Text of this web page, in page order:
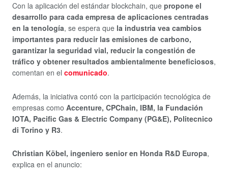
Con la aplicación del estándar blockchain, que propone el
desarrollo para cada empresa de aplicaciones centradas
en la tenología, se espera que la industria vea cambios
importantes para reducir las emisiones de carbono,
garantizar la seguridad vial, reducir la congestión de
tráfico y obtener resultados ambientalmente beneficiosos,
comentan en el comunicado.
Además, la iniciativa contó con la participación tecnológica de
empresas como Accenture, CPChain, IBM, la Fundación
IOTA, Pacific Gas & Electric Company (PG&E), Politecnico
di Torino y R3.
Christian Köbel, ingeniero senior en Honda R&D Europa,
explica en el anuncio: